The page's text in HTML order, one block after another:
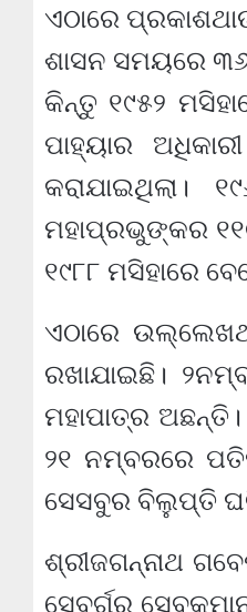
ଏଠାରେ
ଶାସନ ସମୟରେ
କିନ୍ତୁ ୧୯୫୨
ପାହ୍ୟାର
କରାଯାଇଥିଲା।
ମହାପ୍ରଭୁଙ୍କର
୧୯୮୮ ମସିହାରେ
ଏଠାରେ
ରଖାଯାଇଛି।
ମହାପାତ୍ର
୨୧ ନମ୍ବରରେ
ସେସବୁର ବିଲୁପ୍ତି
ଶ୍ରୀଜଗନ୍ନାଥ
ସେବର୍ଗର